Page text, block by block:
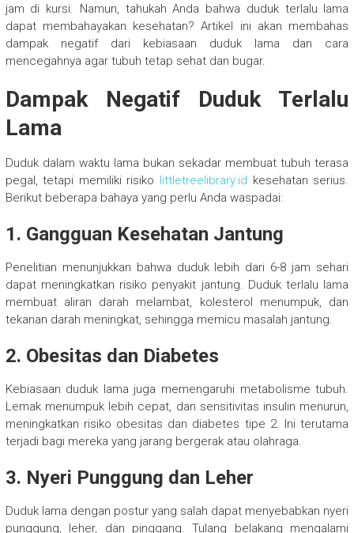
jam di kursi. Namun, tahukah Anda bahwa duduk terlalu lama
dapat membahayakan kesehatan? Artikel ini akan membahas
dampak negatif dari kebiasaan duduk lama dan cara
mencegahnya agar tubuh tetap sehat dan bugar.
Dampak Negatif Duduk Terlalu
Lama
Duduk dalam waktu lama bukan sekadar membuat tubuh terasa
pegal, tetapi memiliki risiko littletreelibrary.id kesehatan serius.
Berikut beberapa bahaya yang perlu Anda waspadai:
1. Gangguan Kesehatan Jantung
Penelitian menunjukkan bahwa duduk lebih dari 6-8 jam sehari
dapat meningkatkan risiko penyakit jantung. Duduk terlalu lama
membuat aliran darah melambat, kolesterol menumpuk, dan
tekanan darah meningkat, sehingga memicu masalah jantung.
2. Obesitas dan Diabetes
Kebiasaan duduk lama juga memengaruhi metabolisme tubuh.
Lemak menumpuk lebih cepat, dan sensitivitas insulin menurun,
meningkatkan risiko obesitas dan diabetes tipe 2. Ini terutama
terjadi bagi mereka yang jarang bergerak atau olahraga.
3. Nyeri Punggung dan Leher
Duduk lama dengan postur yang salah dapat menyebabkan nyeri
punggung, leher, dan pinggang. Tulang belakang mengalami